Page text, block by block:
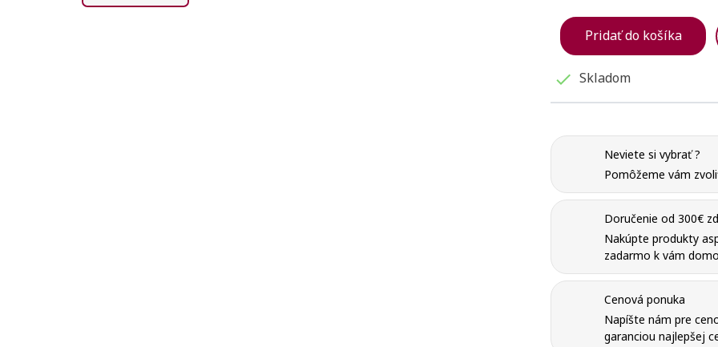
Pridať do košíka
 Skladom
Neviete si vybrať ?
Pomôžeme vám
Doručenie od 300€
Nakúpte produkty
zadarmo k vám
Cenová ponuka
Napíšte nám pre
garanciou najlepšej